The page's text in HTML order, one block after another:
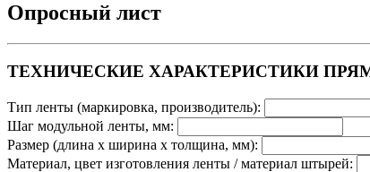
Опросный лист
ТЕХНИЧЕСКИЕ ХАРАКТЕРИСТИКИ
Тип ленты (маркировка, производитель):
Шаг модульной ленты, мм:
Размер (длина х ширина х толщина, мм):
Материал, цвет изготовления ленты / материал штырей: